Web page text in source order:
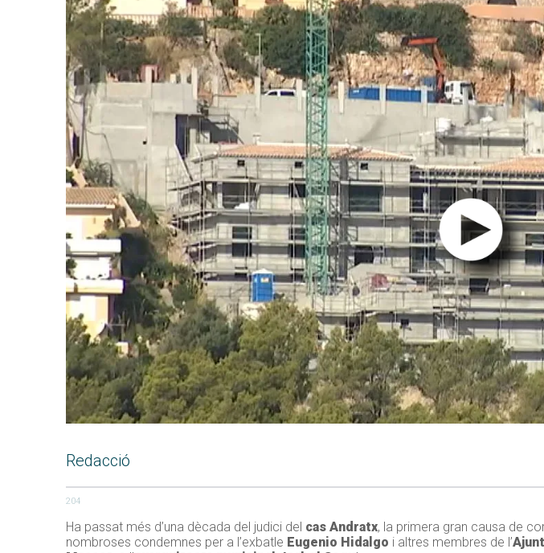
Redacció
204
Ha passat més d’una dècada del judici del cas Andratx, la primera gran causa de
nombroses condemnes per a l’exbatle Eugenio Hidalgo i altres membres de l’